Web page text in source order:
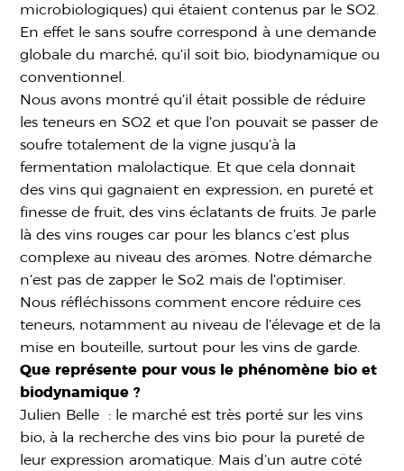
microbiologiques) qui étaient contenus par le SO2.
En effet le sans soufre correspond à une demande
globale du marché, qu’il soit bio, biodynamique ou
conventionnel.
Nous avons montré qu’il était possible de réduire
les teneurs en SO2 et que l’on pouvait se passer de
soufre totalement de la vigne jusqu’à la
fermentation malolactique. Et que cela donnait
des vins qui gagnaient en expression, en pureté et
finesse de fruit, des vins éclatants de fruits. Je parle
là des vins rouges car pour les blancs c’est plus
complexe au niveau des arômes. Notre démarche
n’est pas de zapper le So2 mais de l’optimiser.
Nous réfléchissons comment encore réduire ces
teneurs, notamment au niveau de l’élevage et de la
mise en bouteille, surtout pour les vins de garde.
Que représente pour vous le phénomène bio et
biodynamique ?
Julien Belle : le marché est très porté sur les vins
bio, à la recherche des vins bio pour la pureté de
leur expression aromatique. Mais d’un autre côté